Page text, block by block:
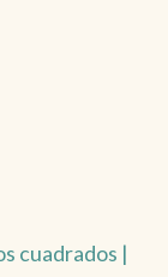
cuadrados |